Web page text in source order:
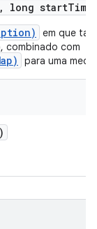
, long start
em que
combinado com
para uma